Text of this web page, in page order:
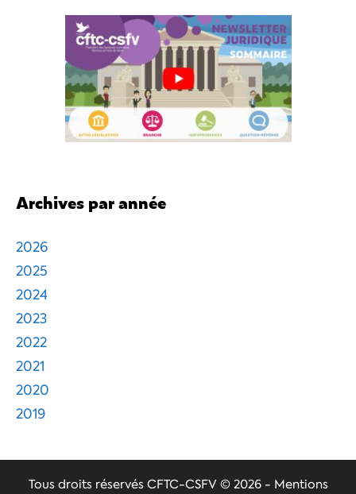
Archives par année
2026
2025
2024
2023
2022
2021
2020
2019
Tous droits réservés CFTC-CSFV© 2026 - Mentions